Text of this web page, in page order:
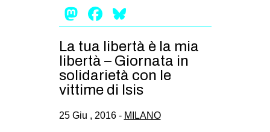
MIGRAZIONI
PRECARIATO
REPRESSIONE
STUDENTI
Mastodon
Facebook
La tua libertà è la mia
libertà – Giornata in
solidarietà con le
vittime di Isis
25 Giu , 2016 - MILANO